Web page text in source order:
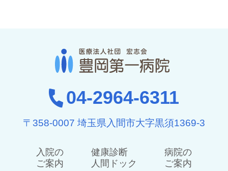
04-2964-6311
〒358-0007 埼玉県入間市大字黒須1369-3
入院の
ご案内
健康診断
人間ドック
病院の
ご案内